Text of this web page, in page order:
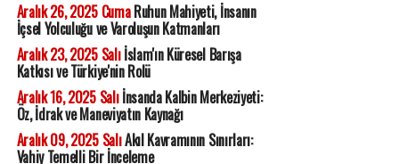
Aralık 26, 2025 CumaRuhun Mahiyeti, İnsanın
İçsel Yolculuğu ve Varoluşun Katmanları
Aralık 23, 2025 Salıİslam'ın Küresel Barışa
Katkısı ve Türkiye'nin Rolü
Aralık 16, 2025 Salıİnsanda Kalbin Merkeziyeti:
Öz, İdrak ve Maneviyatın Kaynağı
Aralık 09, 2025 SalıAkıl Kavramının Sınırları:
Vahiy Temelli Bir İnceleme